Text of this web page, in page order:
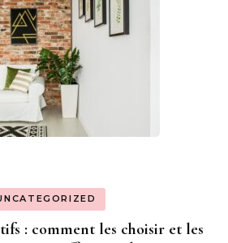
: comment les choisir et les